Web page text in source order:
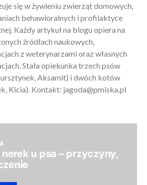
się w żywieniu zwierząt domowych,
behawioralnych i profilaktyce
Każdy artykuł na blogu opiera na
źródłach naukowych,
z weterynarzami oraz własnych
Stała opiekunka trzech psów
Aksamit) i dwóch kotów
Kicia). Kontakt: jagoda@pmiska.pl
u psa – przyczyny,